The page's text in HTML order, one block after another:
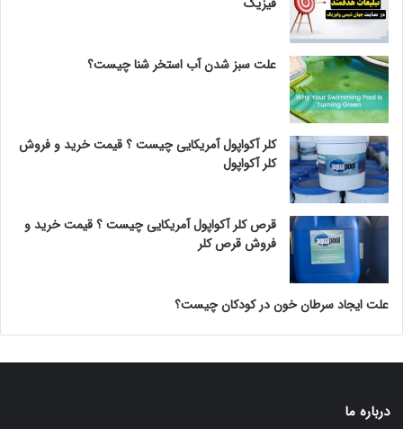
علت سبز شدن آب استخر شنا چیست؟
کلر آکواپول آمریکایی چیست ؟ قیمت خرید و فروش
کلر آکواپول
قرص کلر آکواپول آمریکایی چیست ؟ قیمت خرید و
فروش قرص کلر
علت ایجاد سرطان خون در کودکان چیست؟
درباره ما